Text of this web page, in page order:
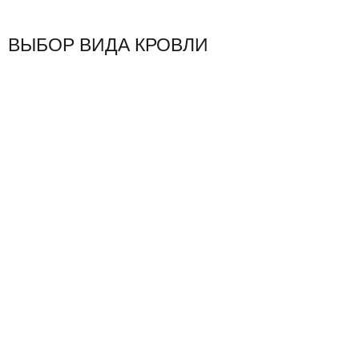
ВЫБОР ВИДА КРОВЛИ